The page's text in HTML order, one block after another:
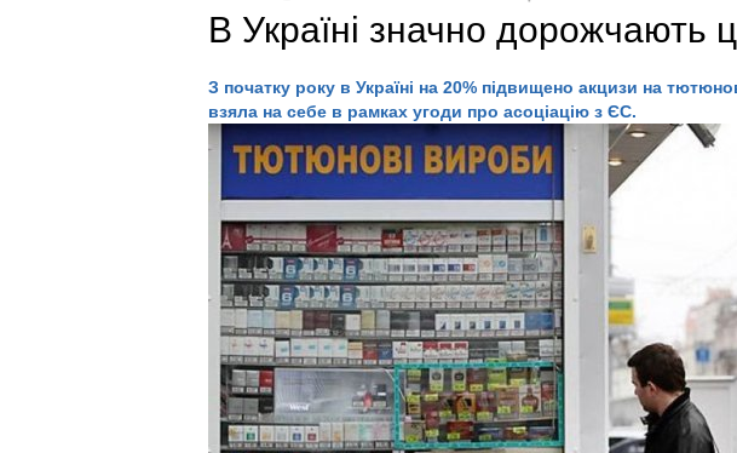
В Україні значно дорожчають
З початку року в Україні на 20% підвищено акцизи на
взяла на себе в рамках угоди про асоціацію з ЄС.